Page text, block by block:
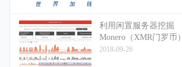
利用闲置服务器挖掘
Monero（XMR门罗币）
2018-09-26